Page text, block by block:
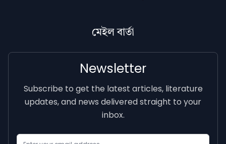
মেইল বাৰ্তা
Newsletter
Subscribe to get the latest articles, literature
updates, and news delivered straight to your
inbox.